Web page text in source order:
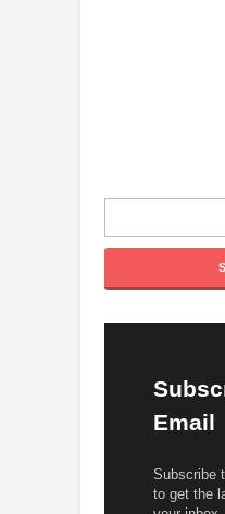
Email
Subscribe
to get the